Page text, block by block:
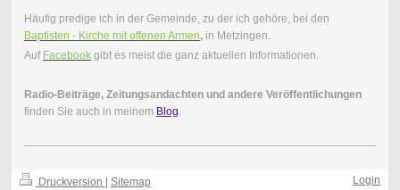
Häufig predige ich in der Gemeinde, zu der ich gehöre, bei den
Baptisten - Kirche mit offenen Armen,in Metzingen.
Auf Facebookgibt es meist die ganz aktuellen Informationen.
Radio-Beiträge, Zeitungsandachten und andere Veröffentlichungen
finden Sie auch in meinem Blog.
Druckversion Sitemap
Login